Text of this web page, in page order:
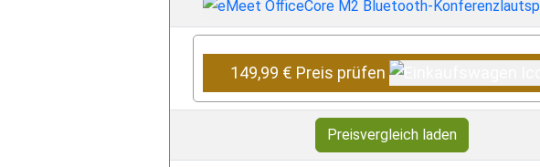
149,99 € Preis prüfen
Preisvergleich laden